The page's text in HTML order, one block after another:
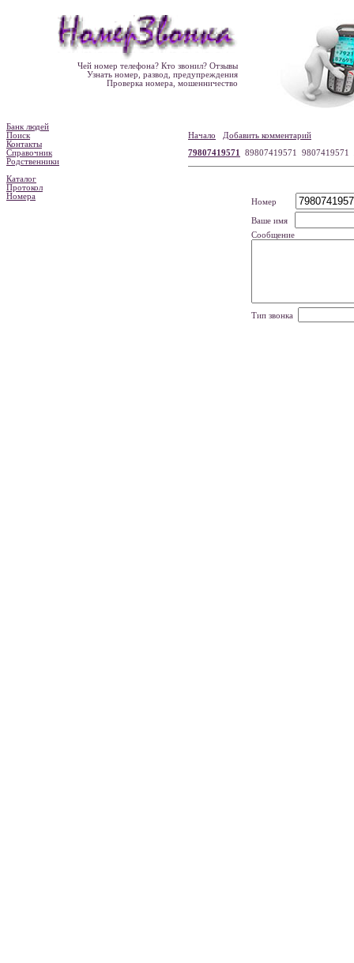
Чей номер телефона? Кто звонил? Отзывы
Узнать номер, развод, предупреждения
Проверка номера, мошенничество
Банк людей
Поиск
Контакты
Справочник
Родственники
Каталог
Протокол
Номера
Начало
Добавить комментарий
79807419571
89807419571 9807419571
Номер
Ваше имя
Сообщение
Тип звонка